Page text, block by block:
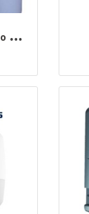
M
áy Đếm Tế Bào Nấm Men Tự Động